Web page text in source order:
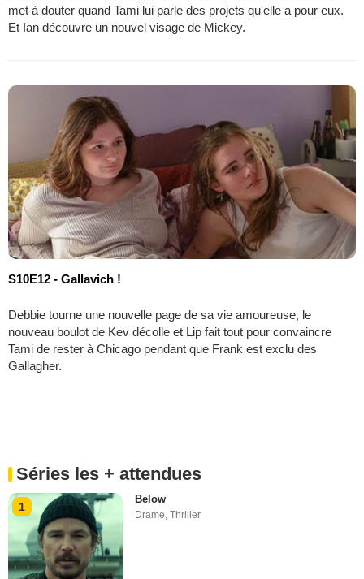
met à douter quand Tami lui parle des projets qu'elle a pour eux.
Et Ian découvre un nouvel visage de Mickey.
S10E12 - Gallavich !
Debbie tourne une nouvelle page de sa vie amoureuse, le
nouveau boulot de Kev décolle et Lip fait tout pour convaincre
Tami de rester à Chicago pendant que Frank est exclu des
Gallagher.
Séries les + attendues
1
Below
Drame,Thriller